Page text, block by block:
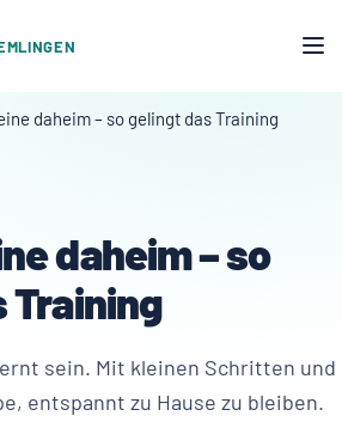
daheim – so gelingt das Training
daheim – so
Training
sein. Mit kleinen Schritten und
entspannt zu Hause zu bleiben.